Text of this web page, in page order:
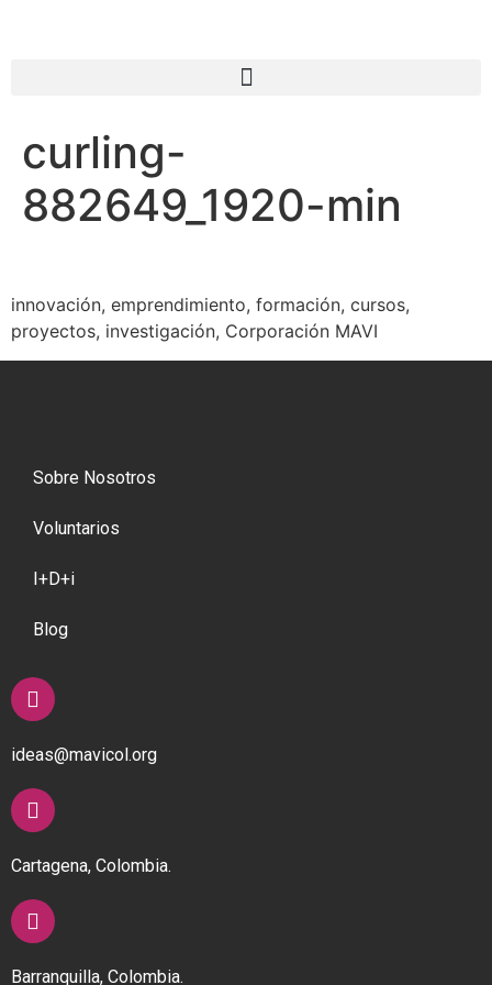
curling-
882649_1920-min
innovación, emprendimiento, formación, cursos,
proyectos, investigación, Corporación MAVI
Sobre Nosotros
Voluntarios
I+D+i
Blog
ideas@mavicol.org
Cartagena, Colombia.
Barranquilla, Colombia.